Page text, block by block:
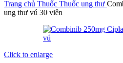
Trang chủ Thuốc Thuốc ung thư
ung thư vú 30 viên
Click to enlarge